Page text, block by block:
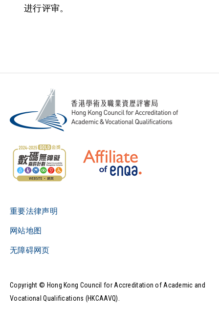
进行评审。
重要法律声明
网站地图
无障碍网页
Copyright © Hong Kong Council for Accreditation of Academic and
Vocational Qualifications (HKCAAVQ).